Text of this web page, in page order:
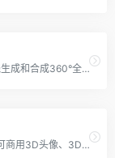
Skybox AI是由Blockade Labs推出的AI在线生成和合成360°全景图片的工具，该人工智能驱动的工具，可以从图像中生成全景图。提供了一系列的风格可选择，包括幻想风景、动漫艺术风格、超现实风格、数字绘画、、星云、现实主义、科幻梦幻和室内景观等。
堆友是阿里巴巴设计师团队原创的一个免费可商用3D头像、3D场景、3D元素等的资源网站和在线编辑神器，近期堆友上线了「AI反应堆」功能，帮助设计师、画手、大学生、兴趣爱好者快速生成高质量绘画，支持文生图、图生图和创作社区同款。